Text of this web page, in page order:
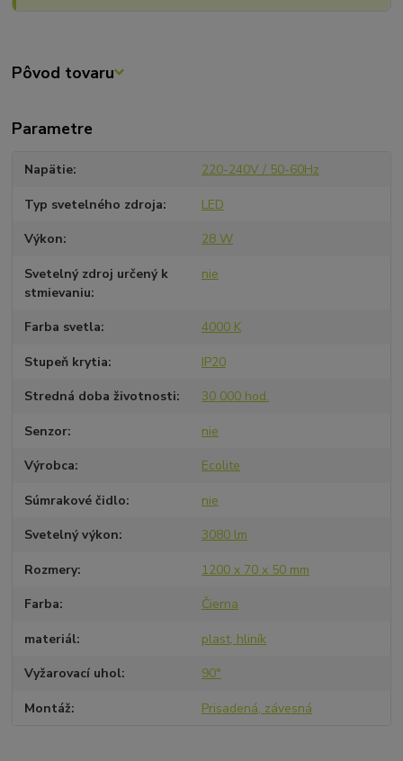
Pôvod tovaru
Parametre
Napätie 220-240V / 50-60Hz
Typ svetelného zdroja LED
Výkon 28 W
Svetelný zdroj určený k
stmievaniu
nie
Farba svetla 4000 K
Stupeň krytia IP20
Stredná doba životnosti 30 000 hod.
Senzor nie
Výrobca Ecolite
Súmrakové čidlo nie
Svetelný výkon 3080 lm
Rozmery 1200 x 70 x 50 mm
Farba Čierna
materiál plast, hliník
Vyžarovací uhol 90°
Montáž Prisadená, závesná